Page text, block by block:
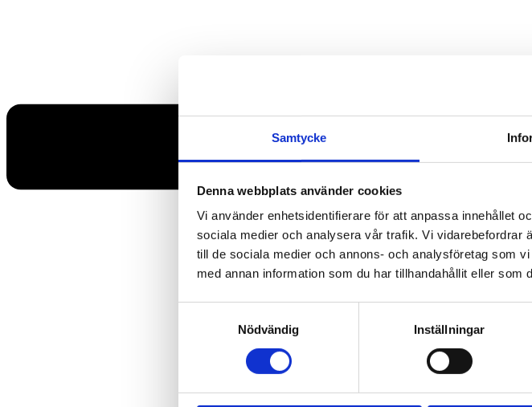
Samtycke
Denna webbplats använder cookies
Vi använder enhetsidentifierare för att anpassa innehållet
sociala medier och analysera vår trafik. Vi vidarebefordrar
till de sociala medier och annons- och analysföretag som
med annan information som du har tillhandahållit eller
Nödvändig
Inställningar